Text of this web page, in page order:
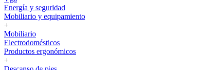
Energía y seguridad
Mobiliario y equipamiento
+
Mobiliario
Electrodomésticos
Productos ergonómicos
+